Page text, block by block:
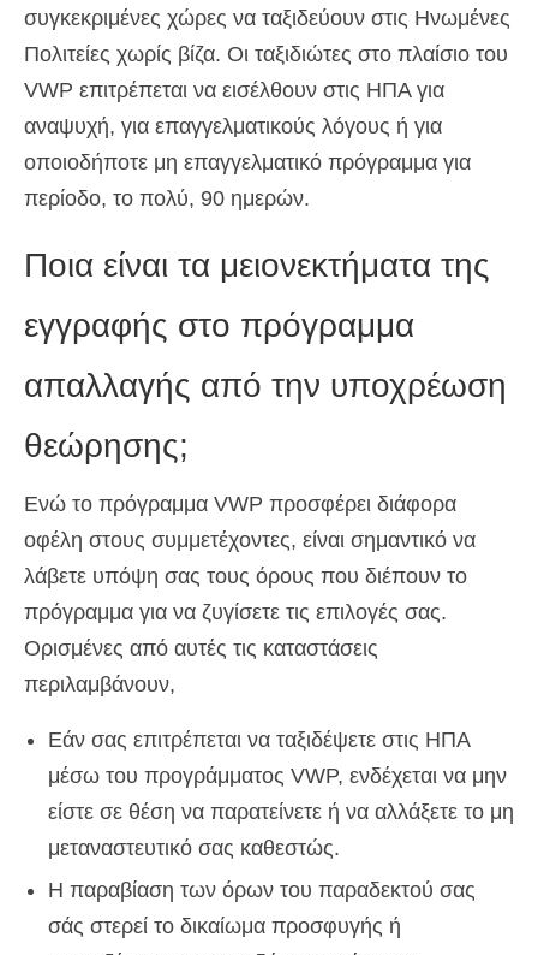
συγκεκριμένες χώρες να ταξιδεύουν στις Ηνωμένες
Πολιτείες χωρίς βίζα. Οι ταξιδιώτες στο πλαίσιο του
VWP επιτρέπεται να εισέλθουν στις ΗΠΑ για
αναψυχή, για επαγγελματικούς λόγους ή για
οποιοδήποτε μη επαγγελματικό πρόγραμμα για
περίοδο, το πολύ, 90 ημερών.
Ποια είναι τα μειονεκτήματα της
εγγραφής στο πρόγραμμα
απαλλαγής από την υποχρέωση
θεώρησης;
Ενώ το πρόγραμμα VWP προσφέρει διάφορα
οφέλη στους συμμετέχοντες, είναι σημαντικό να
λάβετε υπόψη σας τους όρους που διέπουν το
πρόγραμμα για να ζυγίσετε τις επιλογές σας.
Ορισμένες από αυτές τις καταστάσεις
περιλαμβάνουν,
Εάν σας επιτρέπεται να ταξιδέψετε στις ΗΠΑ
μέσω του προγράμματος VWP, ενδέχεται να μην
είστε σε θέση να παρατείνετε ή να αλλάξετε το μη
μεταναστευτικό σας καθεστώς.
Η παραβίαση των όρων του παραδεκτού σας
σάς στερεί το δικαίωμα προσφυγής ή